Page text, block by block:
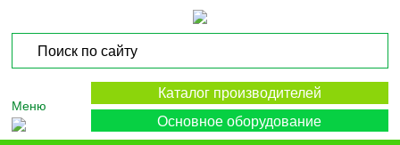
Меню
Каталог производителей
Основное оборудование